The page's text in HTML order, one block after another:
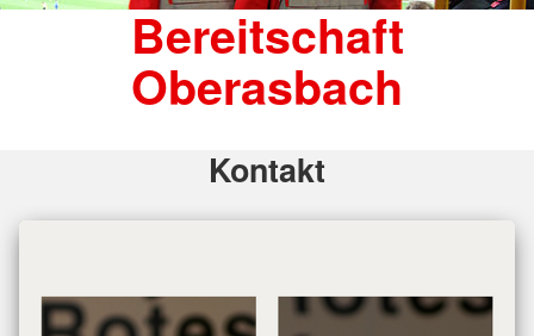
Bereitschaft
Oberasbach
Kontakt